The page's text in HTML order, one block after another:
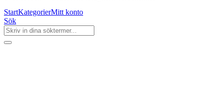
StartKategorierMitt konto
Sök